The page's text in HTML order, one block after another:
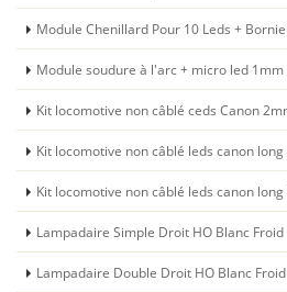
Module Chenillard Pour 10 Leds +
Module soudure à l'arc + micro led 1mm
Kit locomotive non câblé ceds Canon
Kit locomotive non câblé leds canon
Kit locomotive non câblé leds canon
Lampadaire Simple Droit HO Blanc Froid
Lampadaire Double Droit HO Blanc Froid